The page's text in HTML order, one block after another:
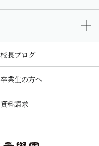
校長ブログ
卒業生の方へ
資料請求